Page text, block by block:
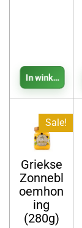
In winkelwagen
Sale!
Griekse
Zonnebl
oemhon
ing
(280g)